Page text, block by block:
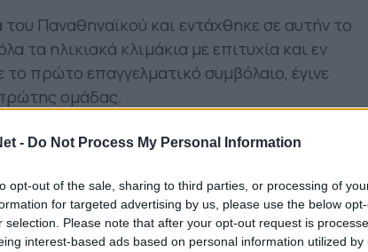
- Do Not Process My Personal Information
opt-out of the sale, sharing to third parties, or processing of
for targeted advertising by us, please use the below
selection. Please note that after your opt-out request is
interest-based ads based on personal information utilized by
Παναθηναϊκού και εντάχθηκε σε αυτήν το
τα ηλικιακά κλιμάκια με επιτυχία και εν
πρώτο επαγγελματικό συμβόλαιο, έγινε
ομάδας.
«έγραψε» 88 συμμετοχές και 6 γκολ στην